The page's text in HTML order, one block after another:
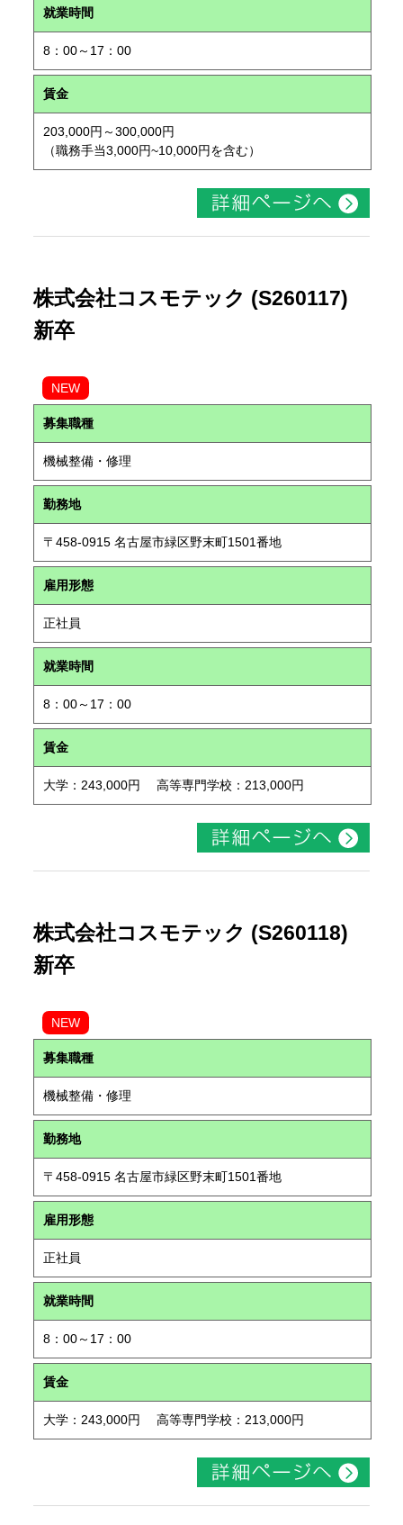
就業時間
8：00～17：00
賃金
203,000円～300,000円
（職務手当3,000円~10,000円を含む）
株式会社コスモテック (S260117)
新卒
NEW
募集職種
機械整備・修理
勤務地
〒458-0915 名古屋市緑区野末町1501番地
雇用形態
正社員
就業時間
8：00～17：00
賃金
大学：243,000円 高等専門学校：213,000円
株式会社コスモテック (S260118)
新卒
NEW
募集職種
機械整備・修理
勤務地
〒458-0915 名古屋市緑区野末町1501番地
雇用形態
正社員
就業時間
8：00～17：00
賃金
大学：243,000円 高等専門学校：213,000円